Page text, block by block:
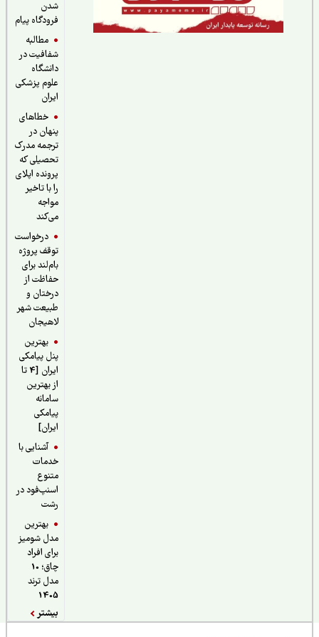
فرودگاه پیام
مطالبه
شفافیت در
دانشگاه
علوم پزشکی
خطاهای
پنهان در
ترجمه مدرک
تحصیلی که
پرونده اپلای
را با تاخیر
درخواست
توقف پروژه
بام‌لند برای
حفاظت از
درختان و
طبیعت شهر
لاهیجان
بهترین
پنل پیامکی
ایران [4 تا
از بهترین
سامانه
پیامکی
آشنایی با
خدمات
اسنپ‌فود در
بهترین
مدل شومیز
برای افراد
چاق؛ 10
مدل ترند